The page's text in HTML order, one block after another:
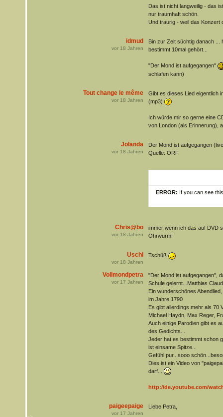
Das ist nicht langweilig - das
nur traumhaft schön.
Und traurig - weil das Konzert
idmud
vor 18 Jahren
Bin zur Zeit süchtig danach ...
bestimmt 10mal gehört...
"Der Mond ist aufgegangen"
schlafen kann)
Tout change le même
vor 18 Jahren
Gibt es dieses Lied eigentlich
(mp3)
Ich würde mir so gerne eine
von London (als Erinnerung),
Jolanda
vor 18 Jahren
Der Mond ist aufgegangen
Quelle: ORF
ERROR: If you can see
Chris@bo
vor 18 Jahren
immer wenn ich das auf DVD
Ohrwurm!
Uschi
vor 18 Jahren
Tschüß
Vollmondpetra
vor 17 Jahren
"Der Mond ist aufgegangen",
Schule gelernt...Matthias
Ein wunderschönes
im Jahre 1790
Es gibt allerdings mehr als 70
Michael Haydn, Max Reger,
Auch einige Parodien gibt es
des Gedichts...
Jeder hat es bestimmt schon
ist einsame Spitze...
Gefühl pur...sooo
Dies ist ein Video von
darf...
http://de.youtube.com/
paigeepaige
vor 17 Jahren
Liebe Petra,